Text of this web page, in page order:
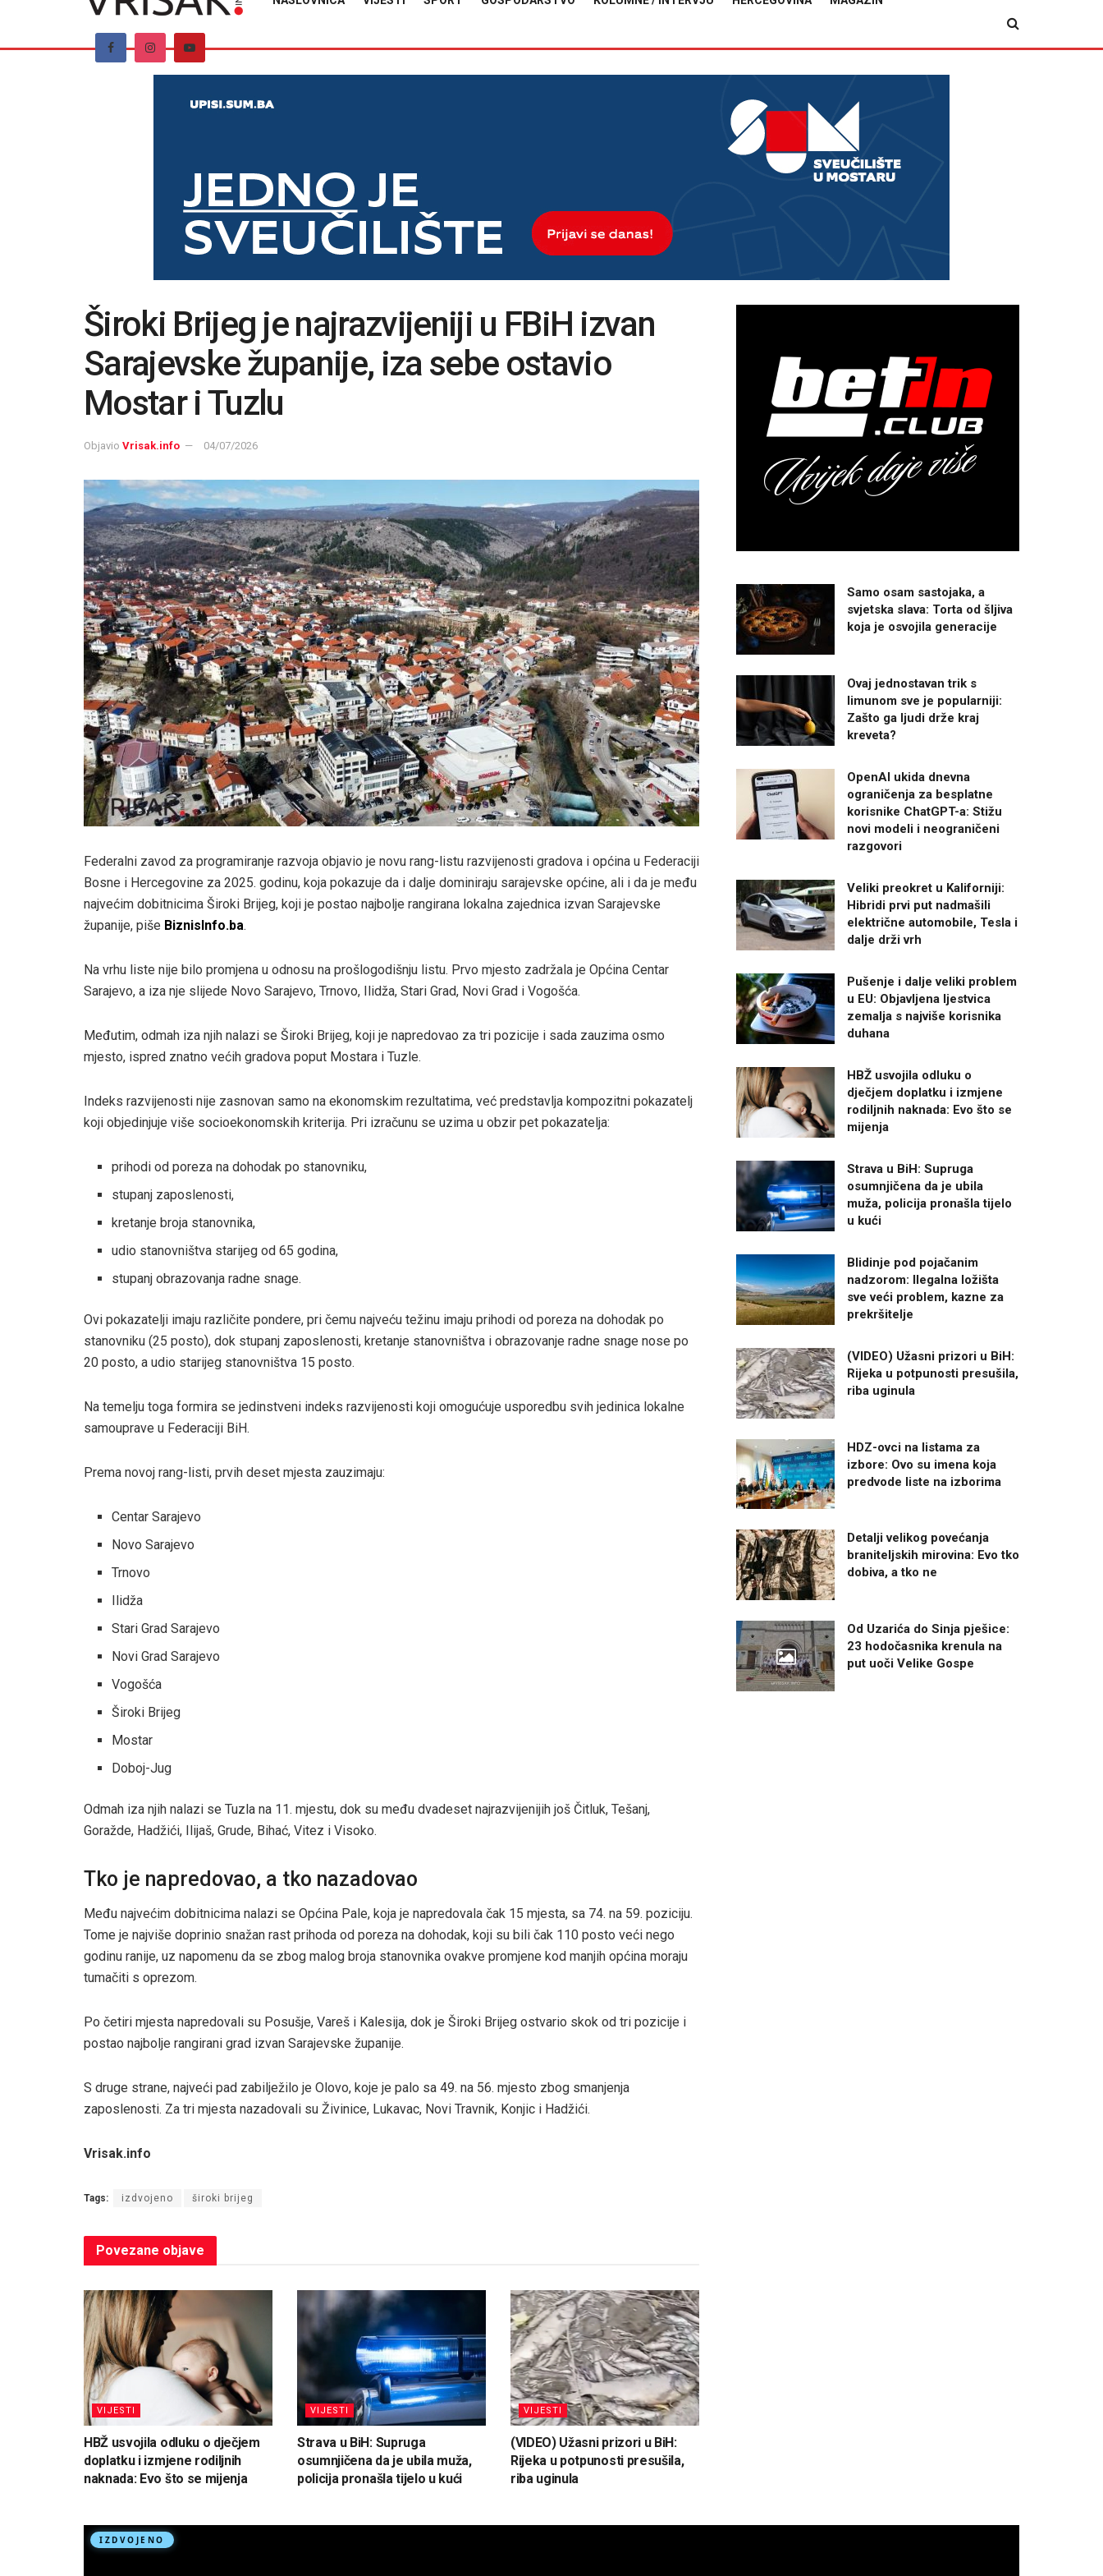
Široki Brijeg je najrazvijeniji u FBiH izvan
Sarajevske županije, iza sebe ostavio
Mostar i Tuzlu
Objavio Vrisak.info 04/07/2026
Federalni zavod za programiranje razvoja objavio je novu rang-listu razvijenosti gradova i općina u Federaciji
Bosne i Hercegovine za 2025. godinu, koja pokazuje da i dalje dominiraju sarajevske općine, ali i da je među
najvećim dobitnicima Široki Brijeg, koji je postao najbolje rangirana lokalna zajednica izvan Sarajevske
županije, piše BiznisInfo.ba.
Na vrhu liste nije bilo promjena u odnosu na prošlogodišnju listu. Prvo mjesto zadržala je Općina Centar
Sarajevo, a iza nje slijede Novo Sarajevo, Trnovo, Ilidža, Stari Grad, Novi Grad i Vogošća.
Međutim, odmah iza njih nalazi se Široki Brijeg, koji je napredovao za tri pozicije i sada zauzima osmo
mjesto, ispred znatno većih gradova poput Mostara i Tuzle.
Indeks razvijenosti nije zasnovan samo na ekonomskim rezultatima, već predstavlja kompozitni pokazatelj
koji objedinjuje više socioekonomskih kriterija. Pri izračunu se uzima u obzir pet pokazatelja:
prihodi od poreza na dohodak po stanovniku,
stupanj zaposlenosti,
kretanje broja stanovnika,
udio stanovništva starijeg od 65 godina,
stupanj obrazovanja radne snage.
Ovi pokazatelji imaju različite pondere, pri čemu najveću težinu imaju prihodi od poreza na dohodak po
stanovniku (25 posto), dok stupanj zaposlenosti, kretanje stanovništva i obrazovanje radne snage nose po
20 posto, a udio starijeg stanovništva 15 posto.
Na temelju toga formira se jedinstveni indeks razvijenosti koji omogućuje usporedbu svih jedinica lokalne
samouprave u Federaciji BiH.
Prema novoj rang-listi, prvih deset mjesta zauzimaju:
Centar Sarajevo
Novo Sarajevo
Trnovo
Ilidža
Stari Grad Sarajevo
Novi Grad Sarajevo
Vogošća
Široki Brijeg
Mostar
Doboj-Jug
Odmah iza njih nalazi se Tuzla na 11. mjestu, dok su među dvadeset najrazvijenijih još Čitluk, Tešanj,
Goražde, Hadžići, Ilijaš, Grude, Bihać, Vitez i Visoko.
Tko je napredovao, a tko nazadovao
Među najvećim dobitnicima nalazi se Općina Pale, koja je napredovala čak 15 mjesta, sa 74. na 59. poziciju.
Tome je najviše doprinio snažan rast prihoda od poreza na dohodak, koji su bili čak 110 posto veći nego
godinu ranije, uz napomenu da se zbog malog broja stanovnika ovakve promjene kod manjih općina moraju
tumačiti s oprezom.
Po četiri mjesta napredovali su Posušje, Vareš i Kalesija, dok je Široki Brijeg ostvario skok od tri pozicije i
postao najbolje rangirani grad izvan Sarajevske županije.
S druge strane, najveći pad zabilježilo je Olovo, koje je palo sa 49. na 56. mjesto zbog smanjenja
zaposlenosti. Za tri mjesta nazadovali su Živinice, Lukavac, Novi Travnik, Konjic i Hadžići.
Vrisak.info
Tags: izdvojeno široki brijeg
Povezane objave
VIJESTI
HBŽ usvojila odluku o dječjem
doplatku i izmjene rodiljnih
naknada: Evo što se mijenja
VIJESTI
Strava u BiH: Supruga
osumnjičena da je ubila muža,
policija pronašla tijelo u kući
VIJESTI
(VIDEO) Užasni prizori u BiH:
Rijeka u potpunosti presušila,
riba uginula
Samo osam sastojaka, a
svjetska slava: Torta od šljiva
koja je osvojila generacije
Ovaj jednostavan trik s
limunom sve je popularniji:
Zašto ga ljudi drže kraj
kreveta?
OpenAI ukida dnevna
ograničenja za besplatne
korisnike ChatGPT-a: Stižu
novi modeli i neograničeni
razgovori
Veliki preokret u Kaliforniji:
Hibridi prvi put nadmašili
električne automobile, Tesla i
dalje drži vrh
Pušenje i dalje veliki problem
u EU: Objavljena ljestvica
zemalja s najviše korisnika
duhana
HBŽ usvojila odluku o
dječjem doplatku i izmjene
rodiljnih naknada: Evo što se
mijenja
Strava u BiH: Supruga
osumnjičena da je ubila
muža, policija pronašla tijelo
u kući
Blidinje pod pojačanim
nadzorom: Ilegalna ložišta
sve veći problem, kazne za
prekršitelje
(VIDEO) Užasni prizori u BiH:
Rijeka u potpunosti presušila,
riba uginula
HDZ-ovci na listama za
izbore: Ovo su imena koja
predvode liste na izborima
Detalji velikog povećanja
braniteljskih mirovina: Evo tko
dobiva, a tko ne
Od Uzarića do Sinja pješice:
23 hodočasnika krenula na
put uoči Velike Gospe